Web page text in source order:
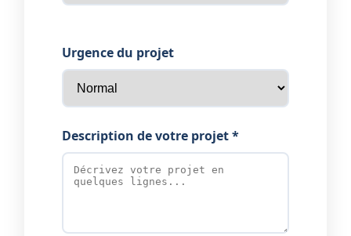
Urgence du projet
Description de votre projet *